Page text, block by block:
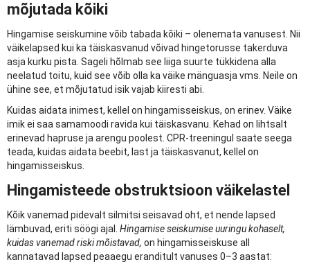
mõjutada kõiki
Hingamise seiskumine võib tabada kõiki – olenemata vanusest. Nii
väikelapsed kui ka täiskasvanud võivad hingetorusse takerduva
asja kurku pista. Sageli hõlmab see liiga suurte tükkidena alla
neelatud toitu, kuid see võib olla ka väike mänguasja vms. Neile on
ühine see, et mõjutatud isik vajab kiiresti abi.
Kuidas aidata inimest, kellel on hingamisseiskus, on erinev. Väike
imik ei saa samamoodi ravida kui täiskasvanu. Kehad on lihtsalt
erinevad hapruse ja arengu poolest. CPR-treeningul saate seega
teada, kuidas aidata beebit, last ja täiskasvanut, kellel on
hingamisseiskus.
Hingamisteede obstruktsioon väikelastel
Kõik vanemad pidevalt silmitsi seisavad oht, et nende lapsed
lämbuvad, eriti söögi ajal. Hingamise seiskumise uuringu kohaselt,
kuidas vanemad riski mõistavad, on hingamisseiskuse all
kannatavad lapsed peaaegu eranditult vanuses 0–3 aastat: